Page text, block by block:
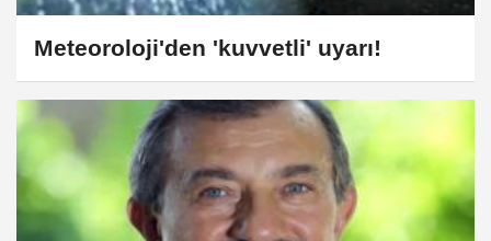
Meteoroloji'den 'kuvvetli' uyarı!